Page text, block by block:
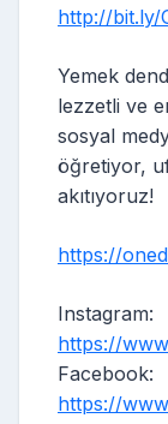
http://bit.ly/
Yemek
lezzetli ve
sosyal
öğretiyor,
akıtıyoruz!
https://
Instagram:
https://
Facebook:
https://